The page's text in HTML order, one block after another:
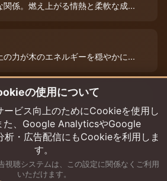
関係。燃え上がる情熱と柔軟な成...
力が木のエネルギーを穏やかに...
、今日のあなたを特別な輝きで包...
の使用について
ービス向上のためにCookieを使用し
た、Google AnalyticsやGoogle
析・広告配信にもCookieを利用しま
す。
視聴システムは、この設定に関係なくご利用
いただけます。